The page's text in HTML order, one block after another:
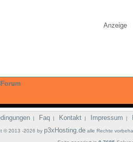
Anzeige
| Faq | Kontakt | Impressum |
© 2013 -2026 by p3xHosting.dealle Rechte